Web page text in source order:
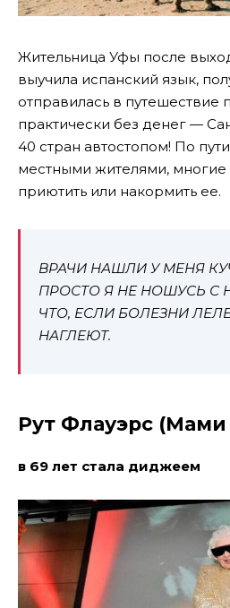
Жительница Уфы после
выучила испанский язык,
отправилась в
практически без денег —
40 стран автостопом! По
местными жителями, многие
приютить или накормить ее.
ВРАЧИ НАШЛИ У МЕНЯ
ПРОСТО Я НЕ НОШУСЬ С
ЧТО, ЕСЛИ БОЛЕЗНИ
НАГЛЕЮТ.
Рут Флауэрс (Мами
в 69 лет стала диджеем